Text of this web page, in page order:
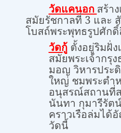
วัดแคนอก สร้า
สมัยรัชกาลที่ 3 และ
โบสถ์พระพุทธรูปศัก
วัดกู้ตั้งอยู่ริมฝั่ง
สมัยพระเจ้ากรุ
มอญ วิหารประ
ใหญ่ ชมพระตำ
อนุสรณ์สถานที่ส
นันทา กุมารีรัต
คราวเรือล่มได้
วัดนี้